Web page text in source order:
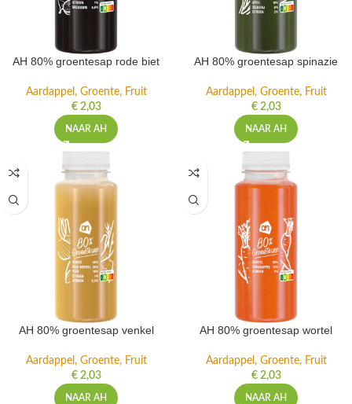
AH 80% groentesap rode biet
Aardappel, Groente, Fruit
€2,03
NAAR AH
AH 80% groentesap spinazie
Aardappel, Groente, Fruit
€2,03
NAAR AH
AH 80% groentesap venkel
Aardappel, Groente, Fruit
€2,03
NAAR AH
AH 80% groentesap wortel
Aardappel, Groente, Fruit
€2,03
NAAR AH